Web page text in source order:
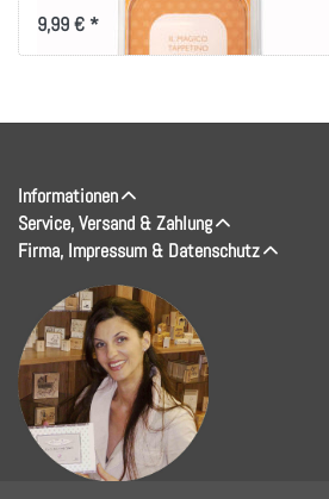
9,99 € *
Informationen
Service, Versand & Zahlung
Firma, Impressum & Datenschutz